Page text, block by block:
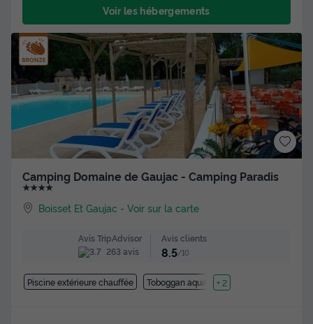
Voir les hébergements
Camping Domaine de Gaujac - Camping Paradis
★★★★
Boisset Et Gaujac -Voir sur la carte
Avis TripAdvisor
263 avis
Avis clients
8.5/10
Piscine extérieure chauffée Toboggan aquatique
+ 2